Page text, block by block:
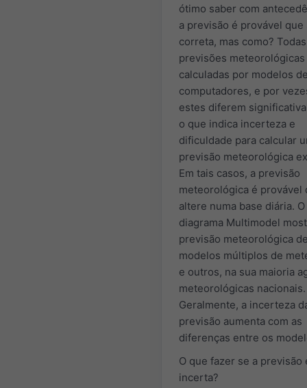
ótimo saber com
a previsão é provável que
correta, mas como?
previsões meteorológicas
calculadas por modelos
computadores, e por
estes diferem
o que indica incerteza e
dificuldade para calcular
previsão meteorológica
Em tais casos, a previsão
meteorológica é provável
altere numa base diária.
diagrama Multimodel
previsão meteorológica
modelos múltiplos de
e outros, na sua maioria
meteorológicas nacionais.
Geralmente, a incerteza
previsão aumenta com as
diferenças entre os
O que fazer se a previsão
incerta?